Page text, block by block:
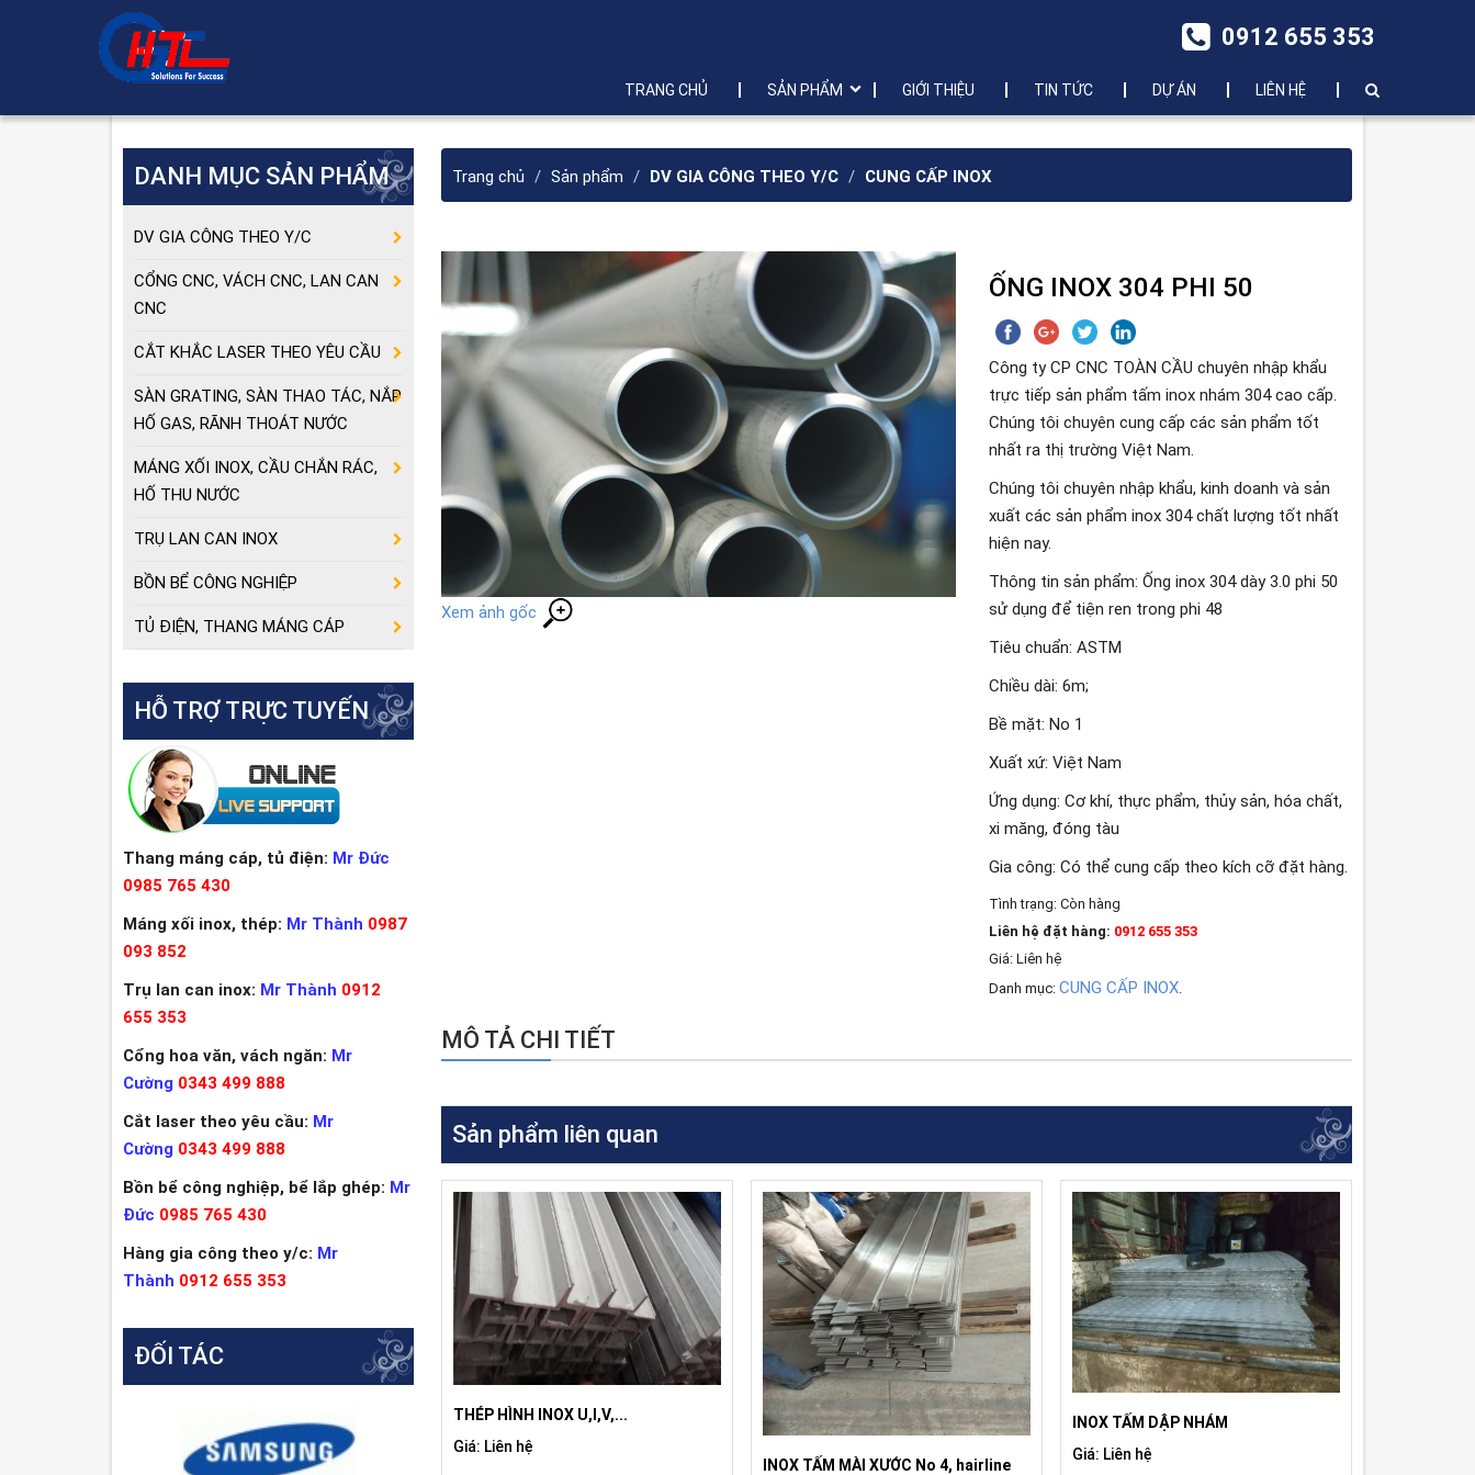
TRANG CHỦ SẢN PHẨM GIỚI THIỆU TIN TỨC DỰ ÁN LIÊN HỆ
0912 655 353
Trang chủ Sản phẩm DV GIA CÔNG THEO Y/C CUNG CẤP INOX
Xem ảnh gốc
ỐNG INOX 304 PHI 50
Công ty CP CNC TOÀN CẦU chuyên nhập khẩu
trực tiếp sản phẩm tấm inox nhám 304 cao cấp.
Chúng tôi chuyên cung cấp các sản phẩm tốt
nhất ra thị trường Việt Nam.
Chúng tôi chuyên nhập khẩu, kinh doanh và sản
xuất các sản phẩm inox 304 chất lượng tốt nhất
hiện nay.
Thông tin sản phẩm: Ống inox 304 dày 3.0 phi 50
sử dụng để tiện ren trong phi 48
Tiêu chuẩn: ASTM
Chiều dài: 6m;
Bề mặt: No 1
Xuất xứ: Việt Nam
Ứng dụng: Cơ khí, thực phẩm, thủy sản, hóa chất,
xi măng, đóng tàu
Gia công: Có thể cung cấp theo kích cỡ đặt hàng.
Tình trạng: Còn hàng
Liên hệ đặt hàng: 0912 655 353
Giá: Liên hệ
Danh mục:CUNG CẤP INOX.
MÔ TẢ CHI TIẾT
Sản phẩm liên quan
THÉP HÌNH INOX U,I,V,...
Giá: Liên hệ
INOX TẤM MÀI XƯỚC No 4, hairline
INOX TẤM DẬP NHÁM
Giá: Liên hệ
DANH MỤC SẢN PHẨM
DV GIA CÔNG THEO Y/C
CỔNG CNC, VÁCH CNC, LAN CAN
CNC
CẮT KHẮC LASER THEO YÊU CẦU
SÀN GRATING, SÀN THAO TÁC, NẮP
HỐ GAS, RÃNH THOÁT NƯỚC
MÁNG XỐI INOX, CẦU CHẮN RÁC,
HỐ THU NƯỚC
TRỤ LAN CAN INOX
BỒN BỂ CÔNG NGHIỆP
TỦ ĐIỆN, THANG MÁNG CÁP
HỖ TRỢ TRỰC TUYẾN
Thang máng cáp, tủ điện: Mr Đức
0985 765 430
Máng xối inox, thép: Mr Thành 0987
093 852
Trụ lan can inox: Mr Thành 0912
655 353
Cổng hoa văn, vách ngăn: Mr
Cường 0343 499 888
Cắt laser theo yêu cầu: Mr
Cường 0343 499 888
Bồn bể công nghiệp, bể lắp ghép: Mr
Đức 0985 765 430
Hàng gia công theo y/c: Mr
Thành 0912 655 353
ĐỐI TÁC